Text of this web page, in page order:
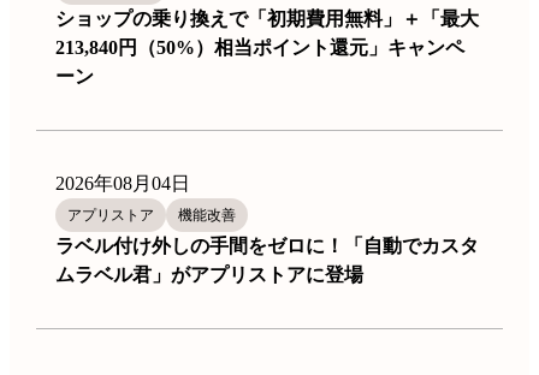
ショップの乗り換えで「初期費用無料」＋「最大
213,840円（50%）相当ポイント還元」キャンペ
ーン
2026年08月04日
アプリストア 機能改善
ラベル付け外しの手間をゼロに！「自動でカスタ
ムラベル君」がアプリストアに登場